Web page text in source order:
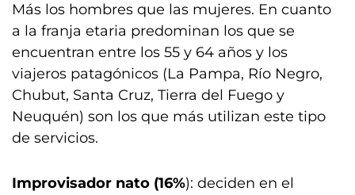
Más los hombres que las mujeres. En cuanto
a la franja etaria predominan los que se
encuentran entre los 55 y 64 años y los
viajeros patagónicos (La Pampa, Río Negro,
Chubut, Santa Cruz, Tierra del Fuego y
Neuquén) son los que más utilizan este tipo
de servicios.
Improvisador nato (16%): deciden en el